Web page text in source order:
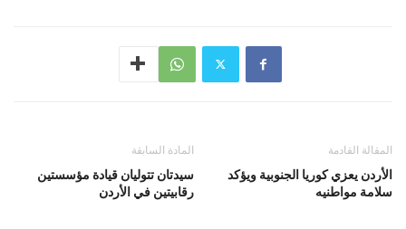
المادة السابقة
سيدتان تتوليان قيادة مؤسستين
رقابيتين في الأردن
المقالة القادمة
الأردن يعزي كوريا الجنوبية ويؤكد
سلامة مواطنيه